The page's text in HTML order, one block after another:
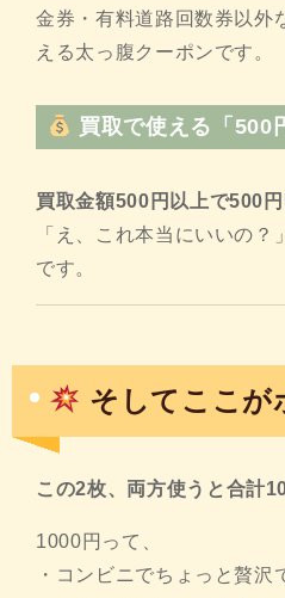
金券・有料道路回数券以外
える太っ腹クーポンです。
買取で使える「500
買取金額500円以上で500円
「え、これ本当にいいの
です。
そしてここが
この2枚、両方使うと合計
1000円って、
・コンビニでちょっと贅沢